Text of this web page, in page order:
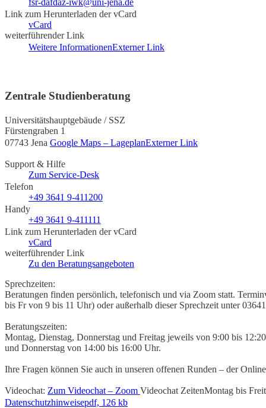
Link zum Herunterladen der vCard
vCard
weiterführender Link
Weitere InformationenExterner Link
Zentrale Studienberatung
Universitätshauptgebäude / SSZ
Fürstengraben 1
07743 Jena Google Maps – LageplanExterner Link
Support & Hilfe
Zum Service-Desk
Telefon
+49 3641 9-411200
Handy
+49 3641 9-411111
Link zum Herunterladen der vCard
vCard
weiterführender Link
Zu den Beratungsangeboten
Sprechzeiten:
Beratungen finden persönlich, telefonisch und via Zoom statt.
bis Fr von 9 bis 11 Uhr) oder außerhalb dieser Sprechzeit unter
Beratungszeiten:
Montag, Dienstag, Donnerstag und Freitag jeweils von 9:00 bis
und Donnerstag von 14:00 bis 16:00 Uhr.
Ihre Fragen können Sie auch in unseren offenen Runden – der
Videochat: Zum Videochat – Zoom Videochat ZeitenMontag bis
Datenschutzhinweisepdf, 126 kb